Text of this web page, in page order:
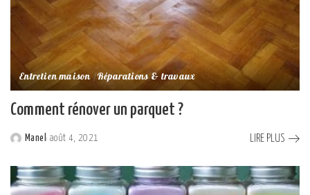
Entretien maison Réparations & travaux
Comment rénover un parquet ?
Manel août 4, 2021 LIRE PLUS